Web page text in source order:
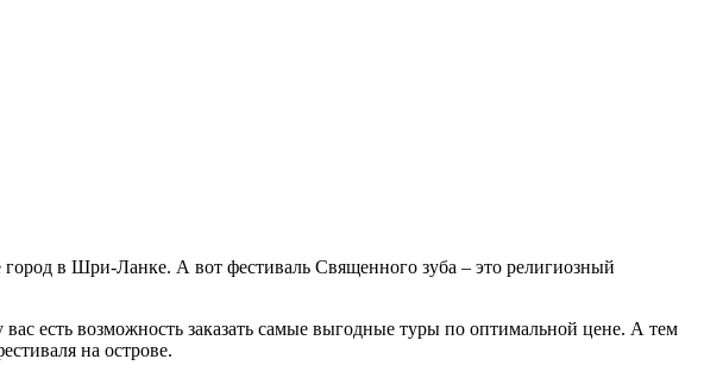
в Шри-Ланке. А вот фестиваль Священного зуба – это религиозный
есть возможность заказать самые выгодные туры по оптимальной цене. А тем
на острове.